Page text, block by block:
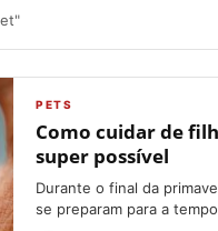
PETS
Como cuidar de
super possível
Durante o final da
se preparam para a